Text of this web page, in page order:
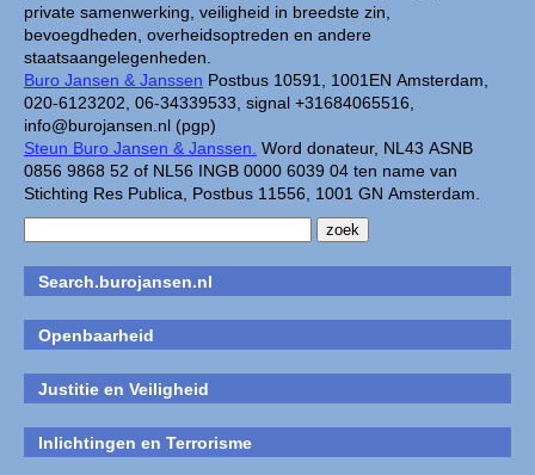
private samenwerking, veiligheid in breedste zin,
bevoegdheden, overheidsoptreden en andere
staatsaangelegenheden.
Buro Jansen & Janssen Postbus 10591, 1001EN Amsterdam,
020-6123202, 06-34339533, signal +31684065516,
info@burojansen.nl (pgp)
Steun Buro Jansen & Janssen. Word donateur, NL43 ASNB
0856 9868 52 of NL56 INGB 0000 6039 04 ten name van
Stichting Res Publica, Postbus 11556, 1001 GN Amsterdam.
Search.burojansen.nl
Openbaarheid
Justitie en Veiligheid
Inlichtingen en Terrorisme